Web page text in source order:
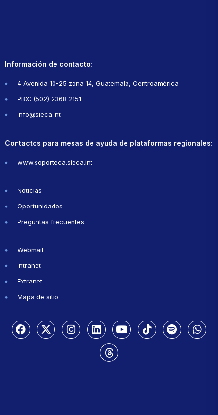
Información de contacto:
4 Avenida 10-25 zona 14, Guatemala, Centroamérica
PBX: (502) 2368 2151
info@sieca.int
Contactos para mesas de ayuda de plataformas regionales:
www.soporteca.sieca.int
Noticias
Oportunidades
Preguntas frecuentes
Webmail
Intranet
Extranet
Mapa de sitio